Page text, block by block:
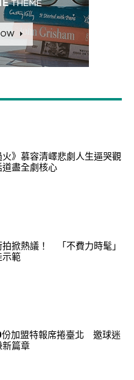
火》慕容清嶧悲劇人生逼哭觀
盡全劇核心
拍掀熱議！ 「不費力時髦」
示範
加盟特報席捲臺北 邀球迷
新篇章